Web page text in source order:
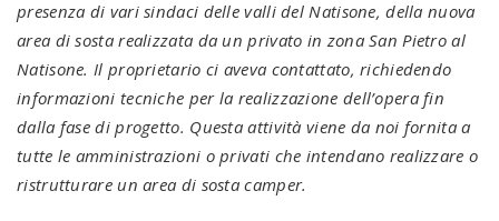
presenza di vari sindaci delle valli del Natisone, della nuova
area di sosta realizzata da un privato in zona San Pietro al
Natisone. Il proprietario ci aveva contattato, richiedendo
informazioni tecniche per la realizzazione dell’opera fin
dalla fase di progetto. Questa attività viene da noi fornita a
tutte le amministrazioni o privati che intendano realizzare o
ristrutturare un area di sosta camper.